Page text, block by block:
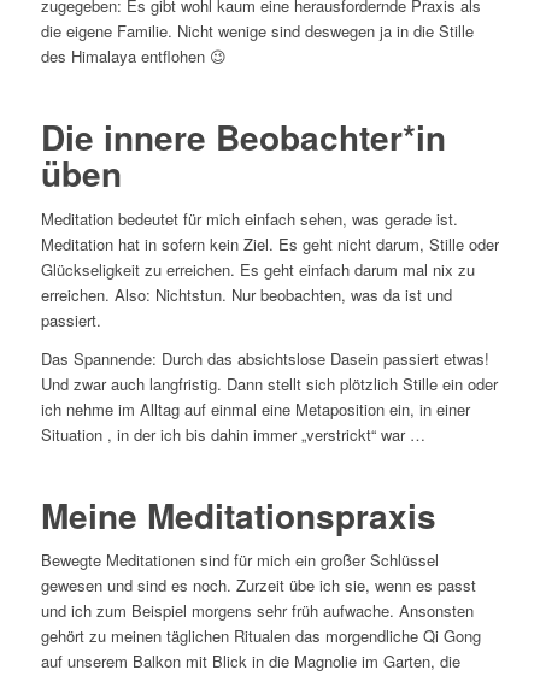
zugegeben: Es gibt wohl kaum eine herausfordernde Praxis als
die eigene Familie. Nicht wenige sind deswegen ja in die Stille
des Himalaya entflohen 😉
Die innere Beobachter*in
üben
Meditation bedeutet für mich einfach sehen, was gerade ist.
Meditation hat in sofern kein Ziel. Es geht nicht darum, Stille oder
Glückseligkeit zu erreichen. Es geht einfach darum mal nix zu
erreichen. Also: Nichtstun. Nur beobachten, was da ist und
passiert.
Das Spannende: Durch das absichtslose Dasein passiert etwas!
Und zwar auch langfristig. Dann stellt sich plötzlich Stille ein oder
ich nehme im Alltag auf einmal eine Metaposition ein, in einer
Situation , in der ich bis dahin immer „verstrickt“ war …
Meine Meditationspraxis
Bewegte Meditationen sind für mich ein großer Schlüssel
gewesen und sind es noch. Zurzeit übe ich sie, wenn es passt
und ich zum Beispiel morgens sehr früh aufwache. Ansonsten
gehört zu meinen täglichen Ritualen das morgendliche Qi Gong
auf unserem Balkon mit Blick in die Magnolie im Garten, die